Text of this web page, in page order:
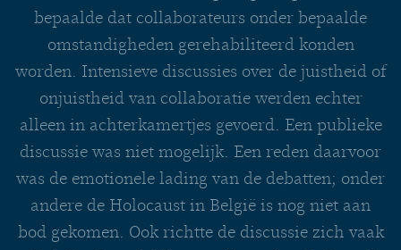
bepaalde dat collaborateurs onder bepaalde
omstandigheden gerehabiliteerd konden
worden. Intensieve discussies over de juistheid of
onjuistheid van collaboratie werden echter
alleen in achterkamertjes gevoerd. Een publieke
discussie was niet mogelijk. Een reden daarvoor
was de emotionele lading van de debatten; onder
andere de Holocaust in België is nog niet aan
bod gekomen. Ook richtte de discussie zich vaak